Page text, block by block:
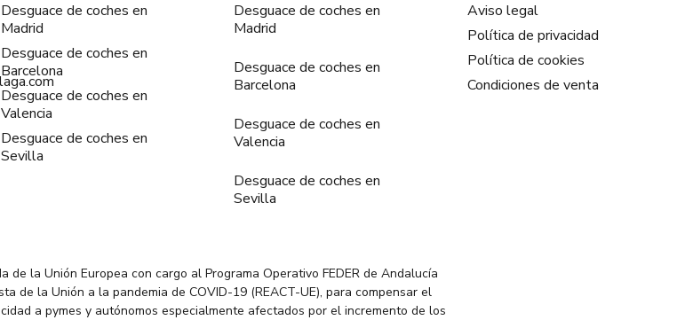
Desguace de coches en
Madrid
Desguace de coches en
Barcelona
Desguace de coches en
Valencia
Desguace de coches en
Sevilla
Desguace de coches en
Madrid
Desguace de coches en
Barcelona
Desguace de coches en
Valencia
Desguace de coches en
Sevilla
Aviso legal
Política de privacidad
Política de cookies
Condiciones de venta
de la Unión Europea con cargo al Programa Operativo FEDER de Andalucía
de la Unión a la pandemia de COVID-19 (REACT-UE), para compensar el
a pymes y autónomos especialmente afectados por el incremento de los